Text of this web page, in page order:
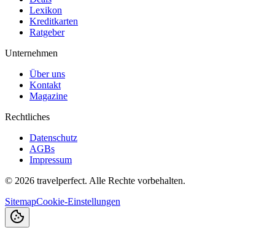
Lexikon
Kreditkarten
Ratgeber
Unternehmen
Über uns
Kontakt
Magazine
Rechtliches
Datenschutz
AGBs
Impressum
© 2026 travelperfect. Alle Rechte vorbehalten.
SitemapCookie-Einstellungen